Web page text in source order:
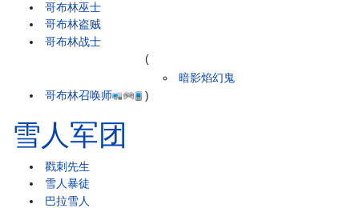
哥布林巫士
哥布林盗贼
哥布林战士
哥布林召唤师
(
暗影焰幻鬼
)
雪人军团
戳刺先生
雪人暴徒
巴拉雪人